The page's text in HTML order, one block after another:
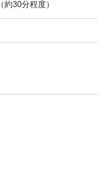
30分程度）